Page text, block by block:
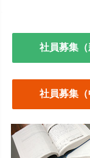
社員募集（
社員募集（